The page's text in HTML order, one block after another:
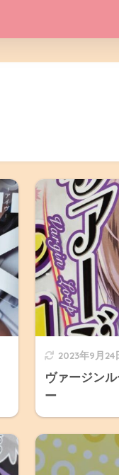
2023年9月24
ヴァージン
ー